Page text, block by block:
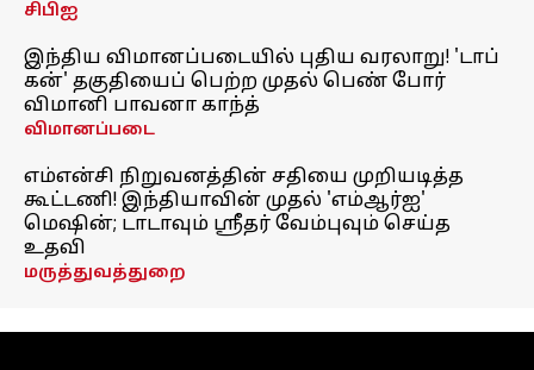
சிபிஐ
இந்திய விமானப்படையில் புதிய வரலாறு! 'டாப்
கன்' தகுதியைப் பெற்ற முதல் பெண் போர்
விமானி பாவனா காந்த்
விமானப்படை
எம்என்சி நிறுவனத்தின் சதியை முறியடித்த
கூட்டணி! இந்தியாவின் முதல் 'எம்ஆர்ஐ'
மெஷின்; டாடாவும் ஸ்ரீதர் வேம்புவும் செய்த
உதவி
மருத்துவத்துறை